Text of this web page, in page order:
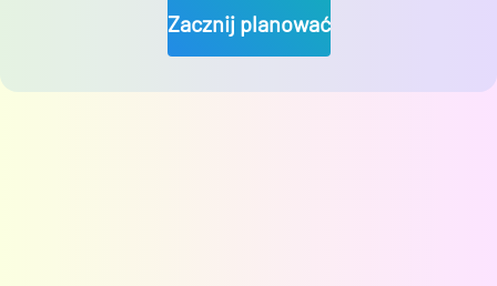
Zacznij planować